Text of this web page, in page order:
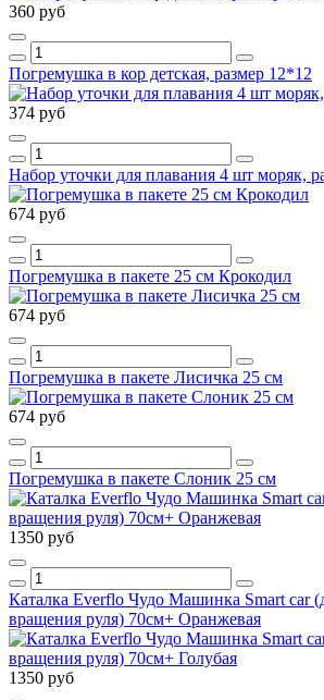
360 руб
Погремушка в кор детская, размер 12*12
374 руб
Набор уточки для плавания 4 шт моряк,
674 руб
Погремушка в пакете 25 см Крокодил
674 руб
Погремушка в пакете Лисичка 25 см
674 руб
Погремушка в пакете Слоник 25 см
1350 руб
Каталка Everflo Чудо Машинка Smart car
вращения руля) 70см+ Оранжевая
1350 руб